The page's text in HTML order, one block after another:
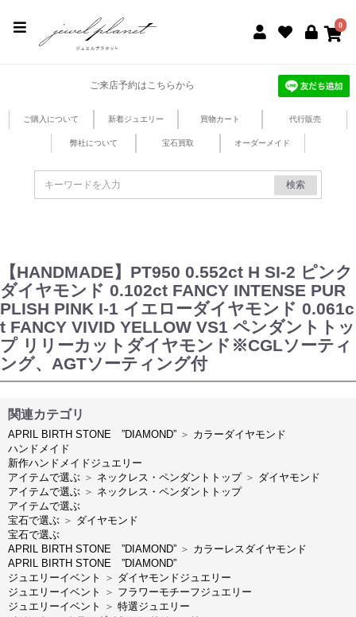
0
ご来店予約はこちらから
ご購入について 新着ジュエリー 買物カート 代行販売
弊社について 宝石買取 オーダーメイド
検索
【HANDMADE】PT950 0.552ct H SI-2 ピンク
ダイヤモンド 0.102ct FANCY INTENSE PUR
PLISH PINK I-1 イエローダイヤモンド 0.061c
t FANCY VIVID YELLOW VS1 ペンダントトッ
プ リリーカットダイヤモンド※CGLソーティ
ング、AGTソーティング付
関連カテゴリ
APRIL BIRTH STONE ”DIAMOND” ＞ カラーダイヤモンド
ハンドメイド
新作ハンドメイドジュエリー
アイテムで選ぶ ＞ ネックレス・ペンダントトップ ＞ ダイヤモンド
アイテムで選ぶ ＞ ネックレス・ペンダントトップ
アイテムで選ぶ
宝石で選ぶ ＞ ダイヤモンド
宝石で選ぶ
APRIL BIRTH STONE ”DIAMOND” ＞ カラーレスダイヤモンド
APRIL BIRTH STONE ”DIAMOND”
ジュエリーイベント
＞ ダイヤモンドジュエリー
ジュエリーイベント
＞ フラワーモチーフジュエリー
ジュエリーイベント
＞ 特選ジュエリー